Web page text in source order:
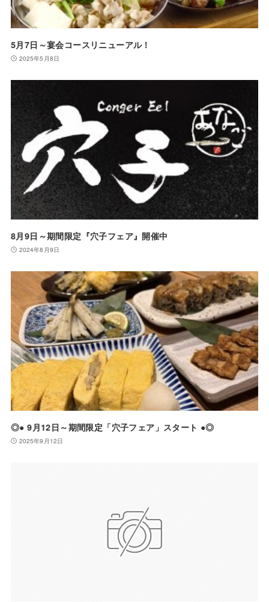
5月7日～宴会コースリニューアル！
2025年5月8日
8月9日～期間限定『穴子フェア』開催中
2024年8月9日
◎● 9月12日～期間限定「穴子フェア」スタート ●◎
2025年9月12日